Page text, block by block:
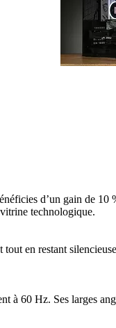
d’un gain de 10
technologique.
en restant
60 Hz. Ses larges